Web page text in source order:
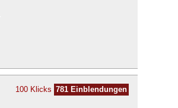
100 Klicks 781 Einblendungen